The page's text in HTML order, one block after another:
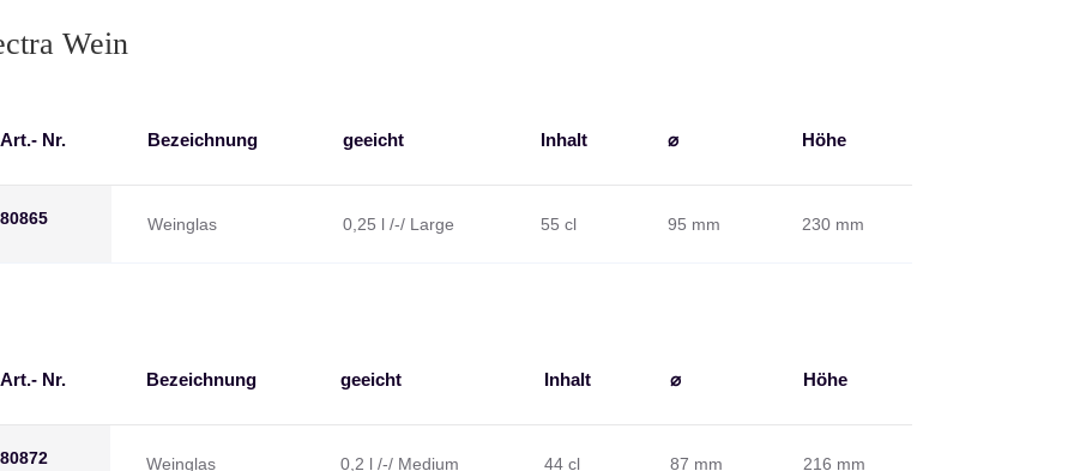
Wein
Art.- Nr. Bezeichnung geeicht Inhalt ⌀ Höhe
80865 Weinglas 0,25 l /-/ Large 55 cl 95 mm 230 mm
Art.- Nr. Bezeichnung geeicht Inhalt ⌀ Höhe
80872 Weinglas 0,2 l /-/ Medium 44 cl 87 mm 216 mm